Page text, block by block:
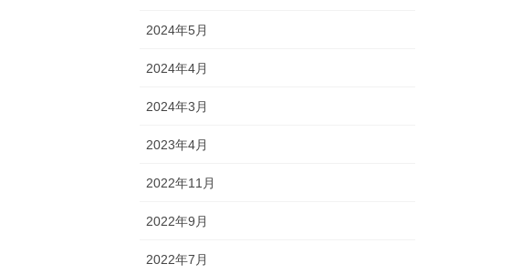
2024年5月
2024年4月
2024年3月
2023年4月
2022年11月
2022年9月
2022年7月